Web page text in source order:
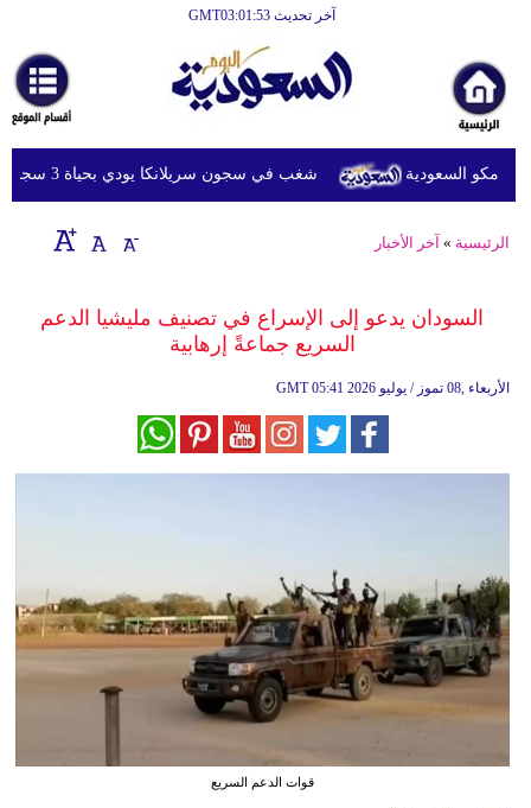
آخر تحديث GMT03:01:53
أخبارعاجلة
رياضة
ثقافة
إقتصاد
وموسيقى
ديكور
أخبار
شغب في سجون سريلانكا يودي بحياة 3 سجناء ويصيب 23 آخرين السعودية
الرئيسية » آخر الأخبار
السودان يدعو إلى الإسراع في تصنيف مليشيا الدعم
السريع جماعةً إرهابية
GMT 05:41 2026 الأربعاء ,08 تموز / يوليو
قوات الدعم السريع